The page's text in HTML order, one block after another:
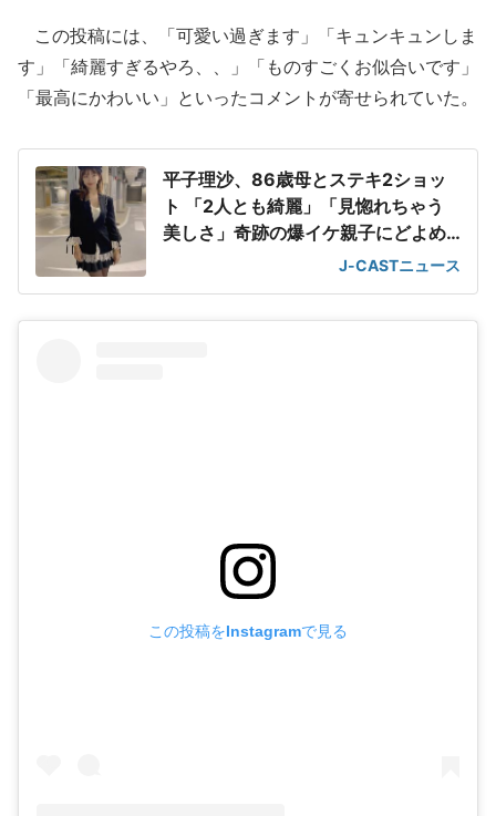
この投稿には、「可愛い過ぎます」「キュンキュンしま
す」「綺麗すぎるやろ、、」「ものすごくお似合いです」
「最高にかわいい」といったコメントが寄せられていた。
平子理沙、86歳母とステキ2ショッ
ト 「2人とも綺麗」「見惚れちゃう
美しさ」奇跡の爆イケ親子にどよめ
J-CASTニュース
この投稿をInstagramで見る